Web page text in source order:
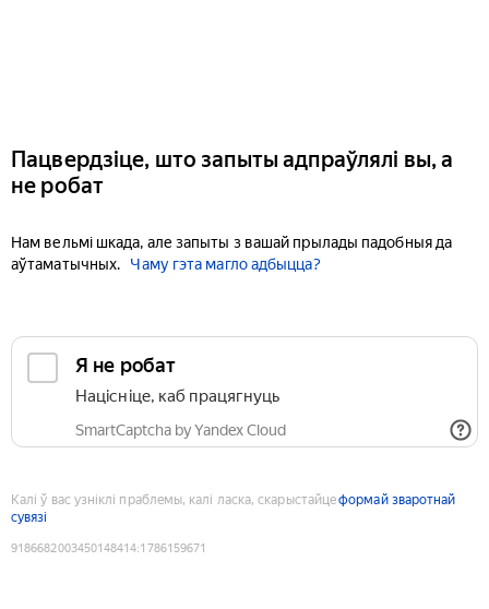
Пацвердзіце, што запыты адпраўлялі вы, а
не робат
Нам вельмі шкада, але запыты з вашай прылады падобныя да
аўтаматычных.
Чаму гэта магло адбыцца?
Я не робат
Націсніце, каб працягнуць
SmartCaptcha by Yandex Cloud
Калі ў вас узніклі праблемы, калі ласка, скарыстайцеформай зваротнай
сувязі
9186682003450148414:1786159671